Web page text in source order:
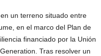
un terreno situado entre
en el marco del Plan de
financiado por la Unión
Tras resolver un